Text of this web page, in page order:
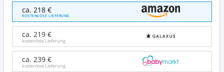
Pinolino
Kaufladen
Alma
aus
Holz
Angebote:
ca. 218 €
KOSTENLOSE LIEFERUNG
ca. 219 €
kostenlose Lieferung
ca. 239 €
kostenlose Lieferung